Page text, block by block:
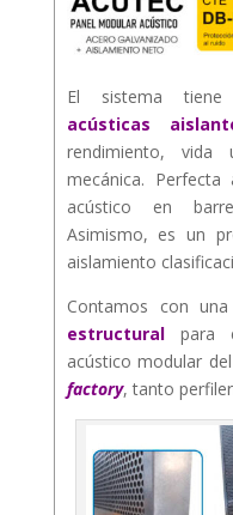
El sistema tiene
acústicas
rendimiento, vida
mecánica.
acústico en
Asimismo, es un
aislamiento
Contamos con
estructuralpara
acústico modular del
factory, tanto